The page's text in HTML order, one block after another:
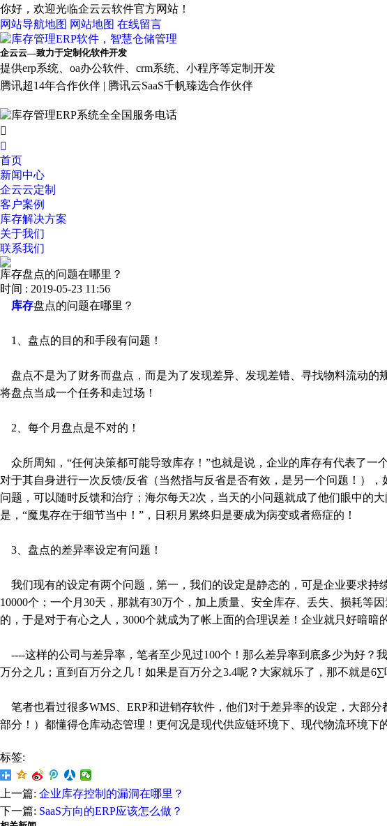
你好，欢迎光临企云云软件官方网站！
网站导航地图 网站地图 在线留言
企云云—致力于定制化软件开发
提供erp系统、oa办公软件、crm系统、小程序等定制开发
腾讯超14年合作伙伴 | 腾讯云SaaS千帆臻选合作伙伴


首页
新闻中心
企云云定制
客户案例
库存解决方案
关于我们
联系我们
库存盘点的问题在哪里？
时间 : 2019-05-23 11:56
库存盘点的问题在哪里？
1、盘点的目的和手段有问题！
盘点不是为了财务而盘点，而是为了发现差异、发现差错、寻找物料流动的
将盘点当成一个任务和走过场！
2、每个月盘点是不对的！
众所周知，“任何决策都可能导致库存！”也就是说，企业的库存有代表了一
对于其自身进行一次反馈/反省（当然指与反省是否有效，是另一个问题！）
问题，可以随时反馈和治疗；海尔每天2次，当天的小问题就成了他们眼中的
是，“魔鬼存在于细节当中！”，日积月累终归是要成为病变或者癌症的！
3、盘点的差异率设定有问题！
我们现有的设定有两个问题，第一，我们的设定是静态的，可是企业要求
10000个；一个月30天，那就有30万个，加上质量、安全库存、丢失、损耗
的，于是对于有心之人，3000个就成为了帐上面的合理误差！企业就只好暗
----这样的公司与差异率，笔者至少见过100个！那么差异率到底多少为好
万分之几；直到百万分之几！如果是百万分之3.4呢？大家就乐了，那不就是
笔者也看过很多WMS、ERP和进销存软件，他们对于差异率的设定，大部
部分！）都懂得仓库动态管理！更何况是现代供应链环境下、现代物流环境下
标签:
上一篇: 企业库存控制的漏洞在哪里？
下一篇: SaaS方向的ERP应该怎么做？